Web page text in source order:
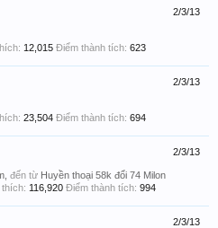
2/3/13
12,015 Điểm thành tích: 623
2/3/13
23,504 Điểm thành tích: 694
2/3/13
đến từ Huyền thoại 58k đổi 74 Milon
116,920 Điểm thành tích: 994
2/3/13